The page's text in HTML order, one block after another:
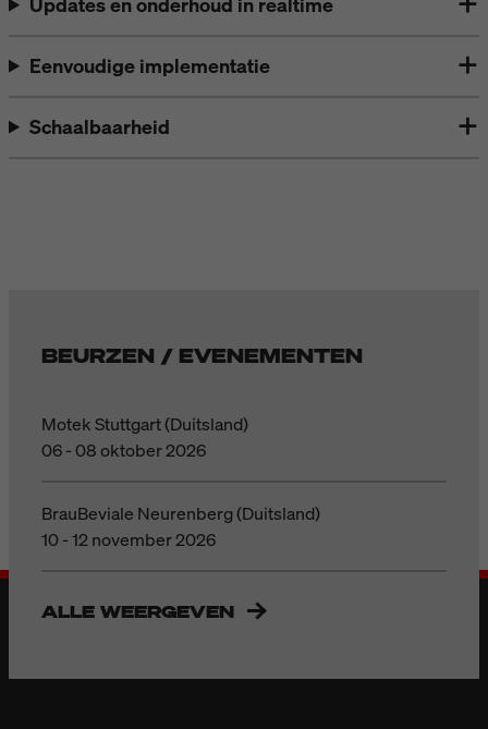
Eenvoudige implementatie
Schaalbaarheid
BEURZEN / EVENEMENTEN
Motek Stuttgart (Duitsland)
06 - 08 oktober 2026
BrauBeviale Neurenberg (Duitsland)
10 - 12 november 2026
ALLE WEERGEVEN